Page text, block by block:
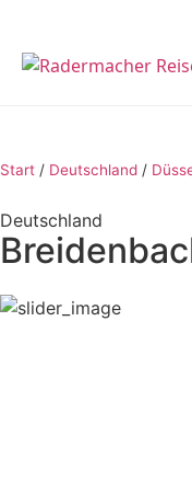
Start / Deutschland /
Deutschland